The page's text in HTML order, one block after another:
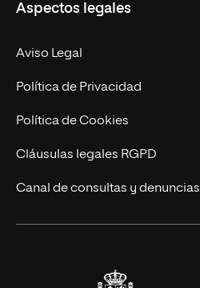
Doctorados
Experto Universitario
Postgrados
Cursos Universitarios
Facultades
Nuestro Equipo
Trabaja en UNIR
Actualidad
UNIR Revista
Eventos
Aspectos legales
Aviso Legal
Política de Privacidad
Política de Cookies
Cláusulas legales RGPD
Canal de consultas y denuncias